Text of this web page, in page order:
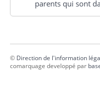
parents qui sont
© Direction de l'information
comarquage developpé par